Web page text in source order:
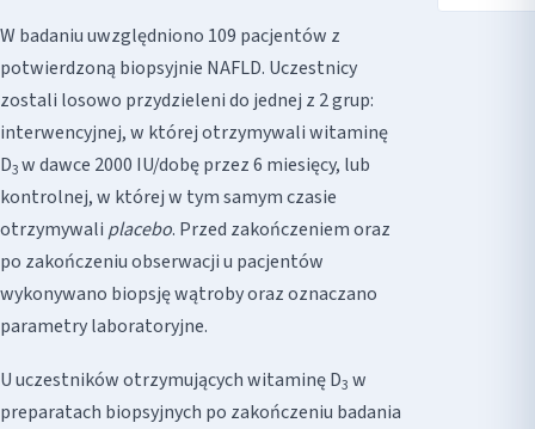
W badaniu uwzględniono 109 pacjentów z
potwierdzoną biopsyjnie NAFLD. Uczestnicy
zostali losowo przydzieleni do jednej z 2 grup:
interwencyjnej, w której otrzymywali witaminę
D3w dawce 2000 IU/dobę przez 6 miesięcy, lub
kontrolnej, w której w tym samym czasie
otrzymywali placebo. Przed zakończeniem oraz
po zakończeniu obserwacji u pacjentów
wykonywano biopsję wątroby oraz oznaczano
parametry laboratoryjne.
U uczestników otrzymujących witaminę D3 w
preparatach biopsyjnych po zakończeniu badania